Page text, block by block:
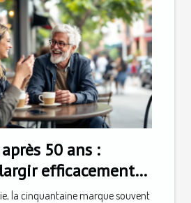
50 ans :
efficacement
la cinquantaine marque souvent